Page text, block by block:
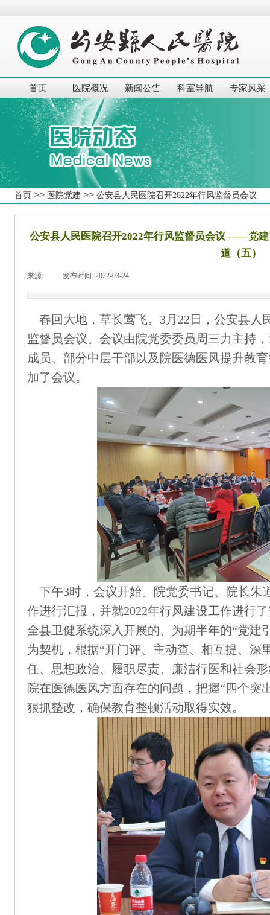
首页 医院概况 新闻公告 科室导航 专家风采
首页 >> 医院党建 >> 公安县人民医院召开2022年行风监督员会议
公安县人民医院召开2022年行风监督员会议 ——党
道（五）
来源: 发布时间: 2022-03-24
春回大地，草长莺飞。3月22日，公安县人
监督员会议。会议由院党委委员周三力主持
成员、部分中层干部以及院医德医风提升教
加了会议。
下午3时，会议开始。院党委书记、院长朱
作进行汇报，并就2022年行风建设工作进行
全县卫健系统深入开展的、为期半年的“党建
为契机，根据“开门评、主动查、相互提、深
任、思想政治、履职尽责、廉洁行医和社会
院在医德医风方面存在的问题，把握“四个突
狠抓整改，确保教育整顿活动取得实效。